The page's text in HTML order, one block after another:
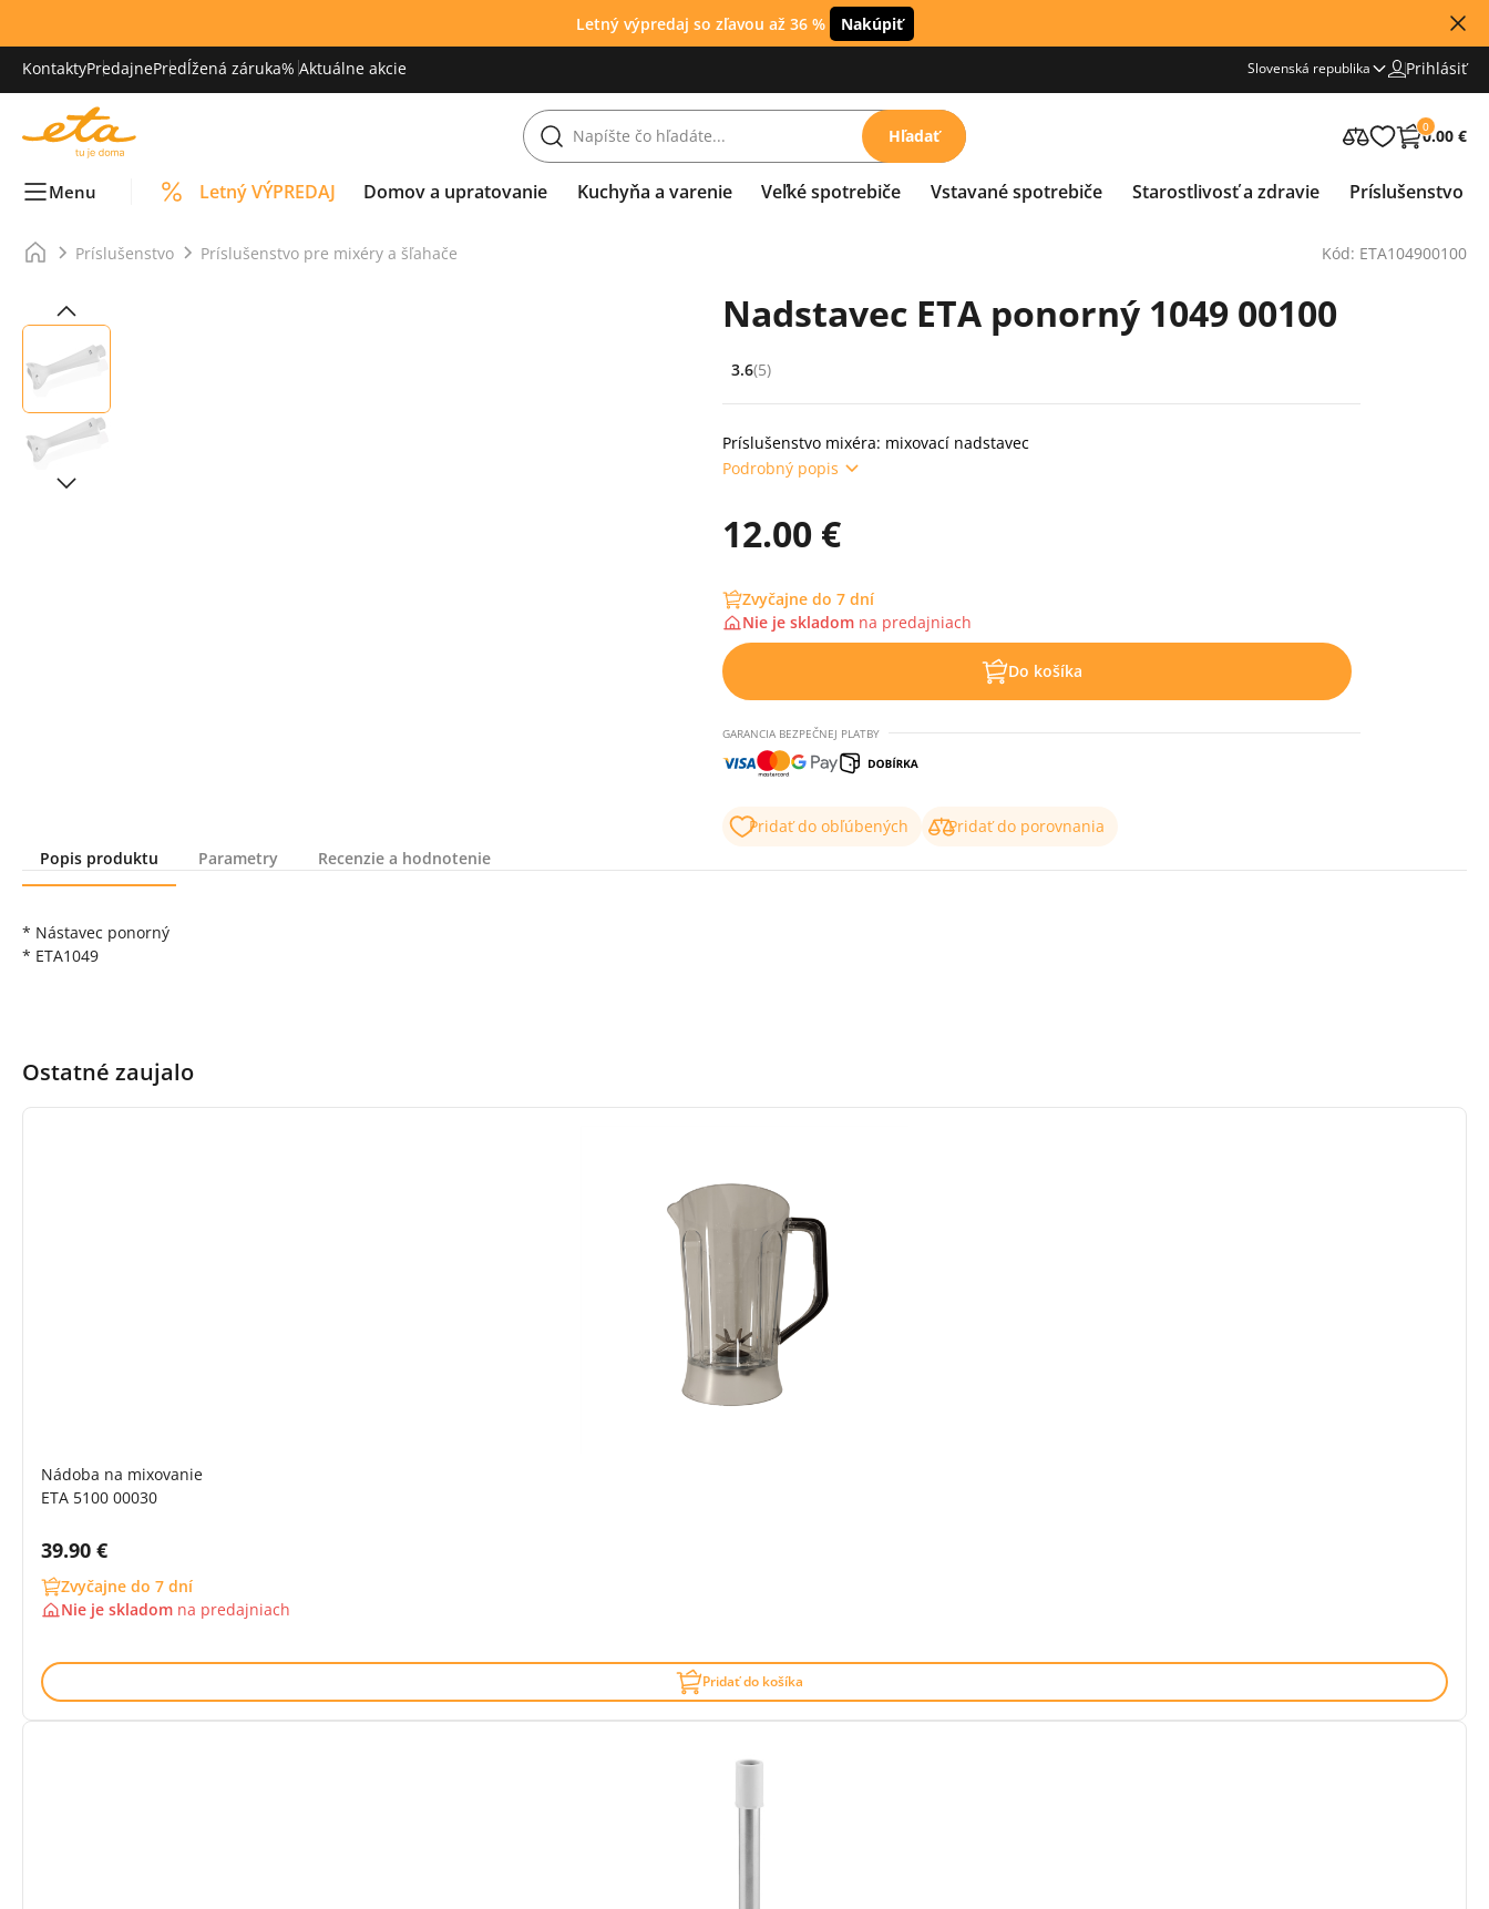
Letný výpredaj so zľavou až 36 % Nakúpiť
KontaktyPredajnePredĺžená záruka% Aktuálne akcie Slovenská republika Prihlásiť
Hľadať 0
0.00 €
Menu Letný VÝPREDAJ Domov a upratovanie Kuchyňa a varenie Veľké spotrebiče Vstavané spotrebiče Starostlivosť a zdravie Príslušenstvo
Príslušenstvo Príslušenstvo pre mixéry a šľahače Kód: ETA104900100
Nadstavec ETA ponorný 1049 00100
Hodnocení: 3.6 z 5 (5 recenzí)
3.6(5)
Príslušenstvo mixéra: mixovací nadstavec
Podrobný popis
12.00 €
Zvyčajne do 7 dní
Nie je skladom na predajniach
Do košíka
GARANCIA BEZPEČNEJ PLATBY
Pridať do obľúbených
Pridať do porovnania
Popis produktu
Parametry Recenzie a hodnotenie
* Nástavec ponorný
* ETA1049
Ostatné zaujalo
Nádoba na mixovanie
ETA 5100 00030
Cena s DPH:
39.90 €
Zvyčajne do 7 dní
Nie je skladom na predajniach
Pridať do košíka